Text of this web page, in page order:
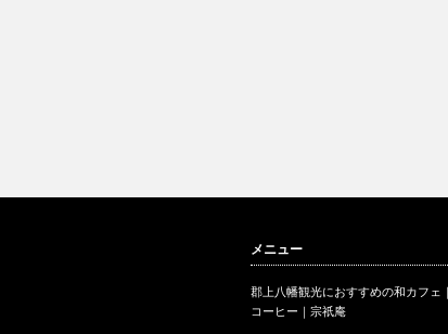
メニュー
郡上八幡観光におすすめの和カフェ
コーヒー｜宗祇庵